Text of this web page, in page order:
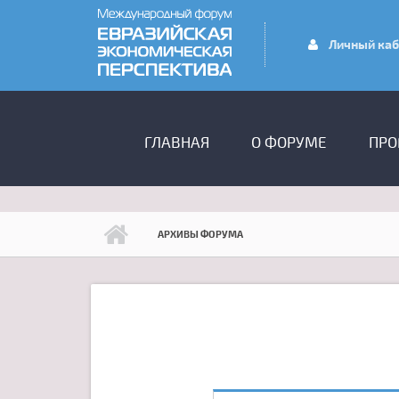
Перейти к основному содержанию
Личный
ГЛАВНОЕ МЕНЮ
ГЛАВНАЯ О ФОРУМЕ
АРХИВЫ ФОРУМА